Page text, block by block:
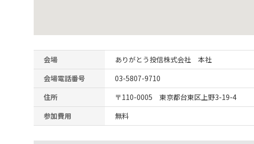
会場
ありがとう投信株式会社 本社
会場電話番号
03-5807-9710
住所
〒110-0005 東京都台東区上野3-19-4
参加費用
無料